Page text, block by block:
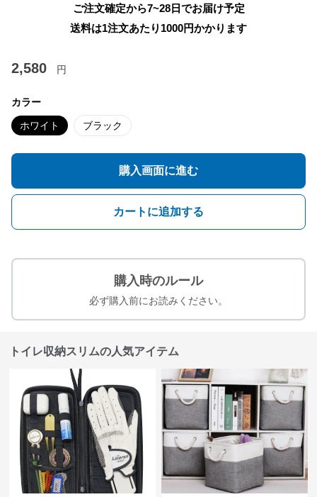
ご注文確定から7~28日でお届け予定
送料は1注文あたり 1000円かかります
2,580 円
カラー
ホワイト ブラック
購入画面に進む
カートに追加する
購入時のルール
必ず購入前にお読みください。
トイレ収納スリムの人気アイテム